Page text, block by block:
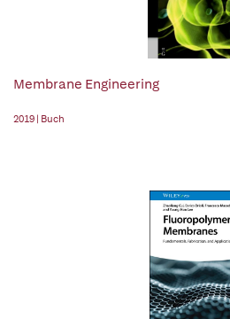
Membrane Engineering
2019 | Buch